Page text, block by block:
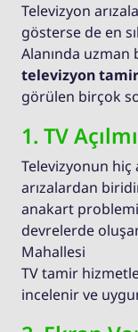
Televizyon
gösterse de en
Alanında uzman
televizyon
görülen birçok
1. TV
Televizyonun hiç
arızalardan
anakart
devrelerde
Mahallesi
TV tamir
incelenir ve